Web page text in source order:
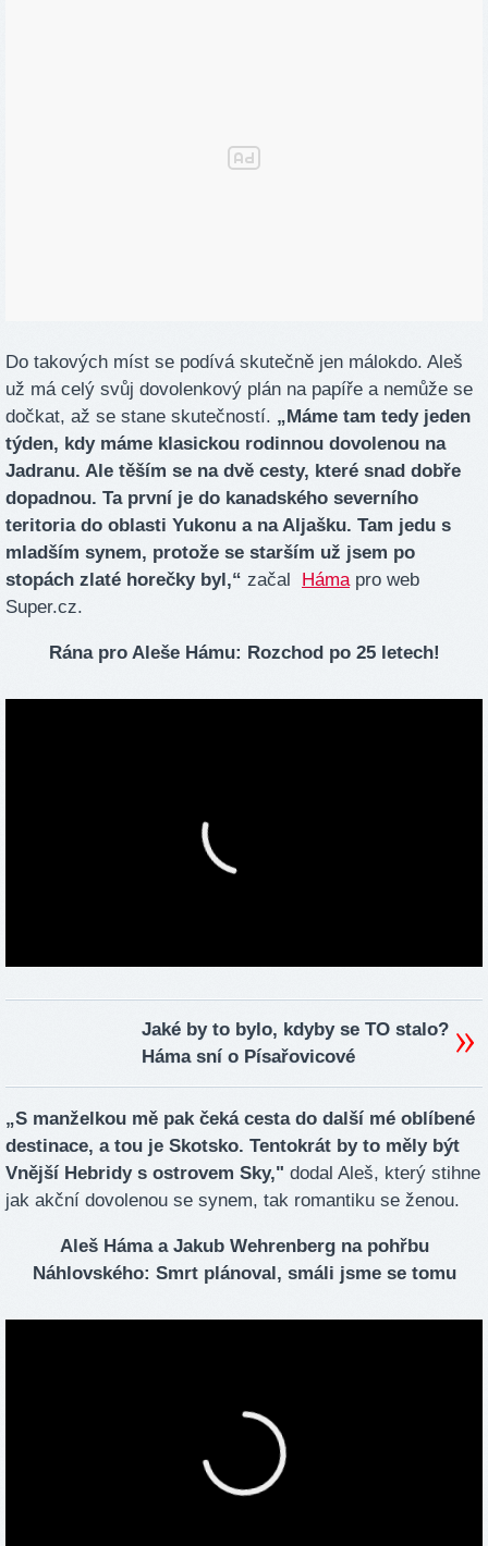
Do takových míst se podívá skutečně jen málokdo. Aleš
už má celý svůj dovolenkový plán na papíře a nemůže se
dočkat, až se stane skutečností. „Máme tam tedy jeden
týden, kdy máme klasickou rodinnou dovolenou na
Jadranu. Ale těším se na dvě cesty, které snad dobře
dopadnou. Ta první je do kanadského severního
teritoria do oblasti Yukonu a na Aljašku. Tam jedu s
mladším synem, protože se starším už jsem po
stopách zlaté horečky byl,“ začal Hámapro web
Super.cz.
Rána pro Aleše Hámu: Rozchod po 25 letech!
Jaké by to bylo, kdyby se TO stalo?
Háma sní o Písařovicové
„S manželkou mě pak čeká cesta do další mé oblíbené
destinace, a tou je Skotsko. Tentokrát by to měly být
Vnější Hebridy s ostrovem Sky," dodal Aleš, který stihne
jak akční dovolenou se synem, tak romantiku se ženou.
Aleš Háma a Jakub Wehrenberg na pohřbu
Náhlovského: Smrt plánoval, smáli jsme se tomu